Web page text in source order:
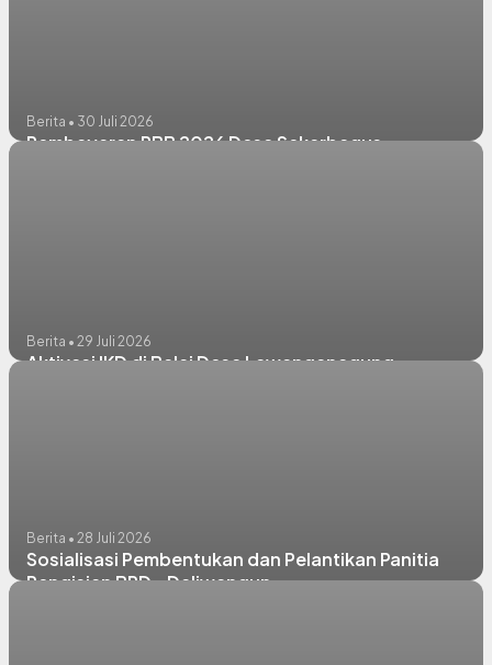
Berita • 30 Juli 2026
Pembayaran PBB 2026 Desa Sekarbagus
Berita • 29 Juli 2026
Aktivasi IKD di Balai Desa Lawanganagung
Berita • 28 Juli 2026
Sosialisasi Pembentukan dan Pelantikan Panitia
Pengisian BPD - Daliwangun